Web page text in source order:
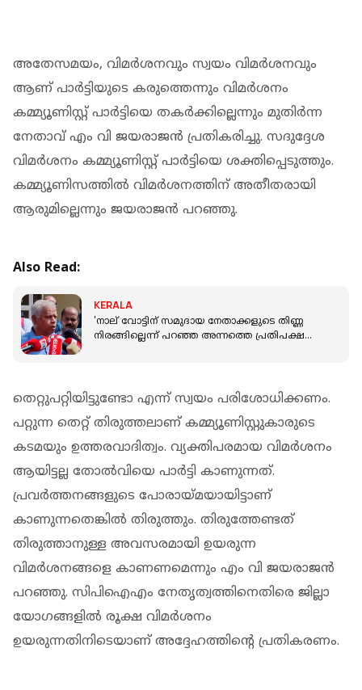
അതേസമയം, വിമര്‍ശനവും സ്വയം വിമര്‍ശനവും
ആണ് പാര്‍ട്ടിയുടെ കരുത്തെന്നും വിമര്‍ശനം
കമ്മ്യൂണിസ്റ്റ് പാര്‍ട്ടിയെ തകര്‍ക്കില്ലെന്നും മുതിര്‍ന്ന
നേതാവ് എം വി ജയരാജന്‍ പ്രതികരിച്ചു. സദുദ്ദേശ
വിമര്‍ശനം കമ്മ്യൂണിസ്റ്റ് പാര്‍ട്ടിയെ ശക്തിപ്പെടുത്തും.
കമ്മ്യൂണിസത്തില്‍ വിമര്‍ശനത്തിന് അതീതരായി
ആരുമില്ലെന്നും ജയരാജന്‍ പറഞ്ഞു.
Also Read:
KERALA
'നാല് വോട്ടിന് സമുദായ നേതാക്കളുടെ തിണ്ണ
നിരങ്ങില്ലെന്ന് പറഞ്ഞ അന്നത്തെ പ്രതിപക്ഷ
തെറ്റുപറ്റിയിട്ടുണ്ടോ എന്ന് സ്വയം പരിശോധിക്കണം.
പറ്റുന്ന തെറ്റ് തിരുത്തലാണ് കമ്മ്യൂണിസ്റ്റുകാരുടെ
കടമയും ഉത്തരവാദിത്വം. വ്യക്തിപരമായ വിമര്‍ശനം
ആയിട്ടല്ല തോല്‍വിയെ പാര്‍ട്ടി കാണുന്നത്.
പ്രവര്‍ത്തനങ്ങളുടെ പോരായ്മയായിട്ടാണ്
കാണുന്നതെങ്കില്‍ തിരുത്തും. തിരുത്തേണ്ടത്
തിരുത്താനുള്ള അവസരമായി ഉയരുന്ന
വിമര്‍ശനങ്ങളെ കാണണമെന്നും എം വി ജയരാജന്‍
പറഞ്ഞു. സിപിഐഎം നേതൃത്വത്തിനെതിരെ ജില്ലാ
യോഗങ്ങളില്‍ രൂക്ഷ വിമര്‍ശനം
ഉയരുന്നതിനിടെയാണ് അദ്ദേഹത്തിൻ്റെ പ്രതികരണം.